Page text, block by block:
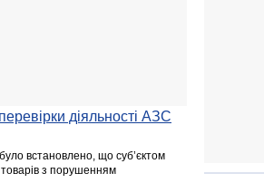
діяльності АЗС
встановлено, що суб’єктом
з порушенням